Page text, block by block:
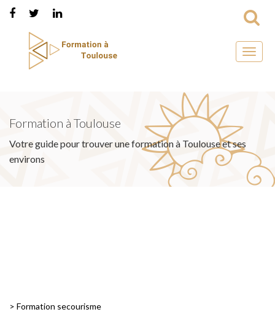
Toggle
Formation à Toulouse
Votre guide pour trouver une formation à Toulouse et ses
environs
> Formation secourisme